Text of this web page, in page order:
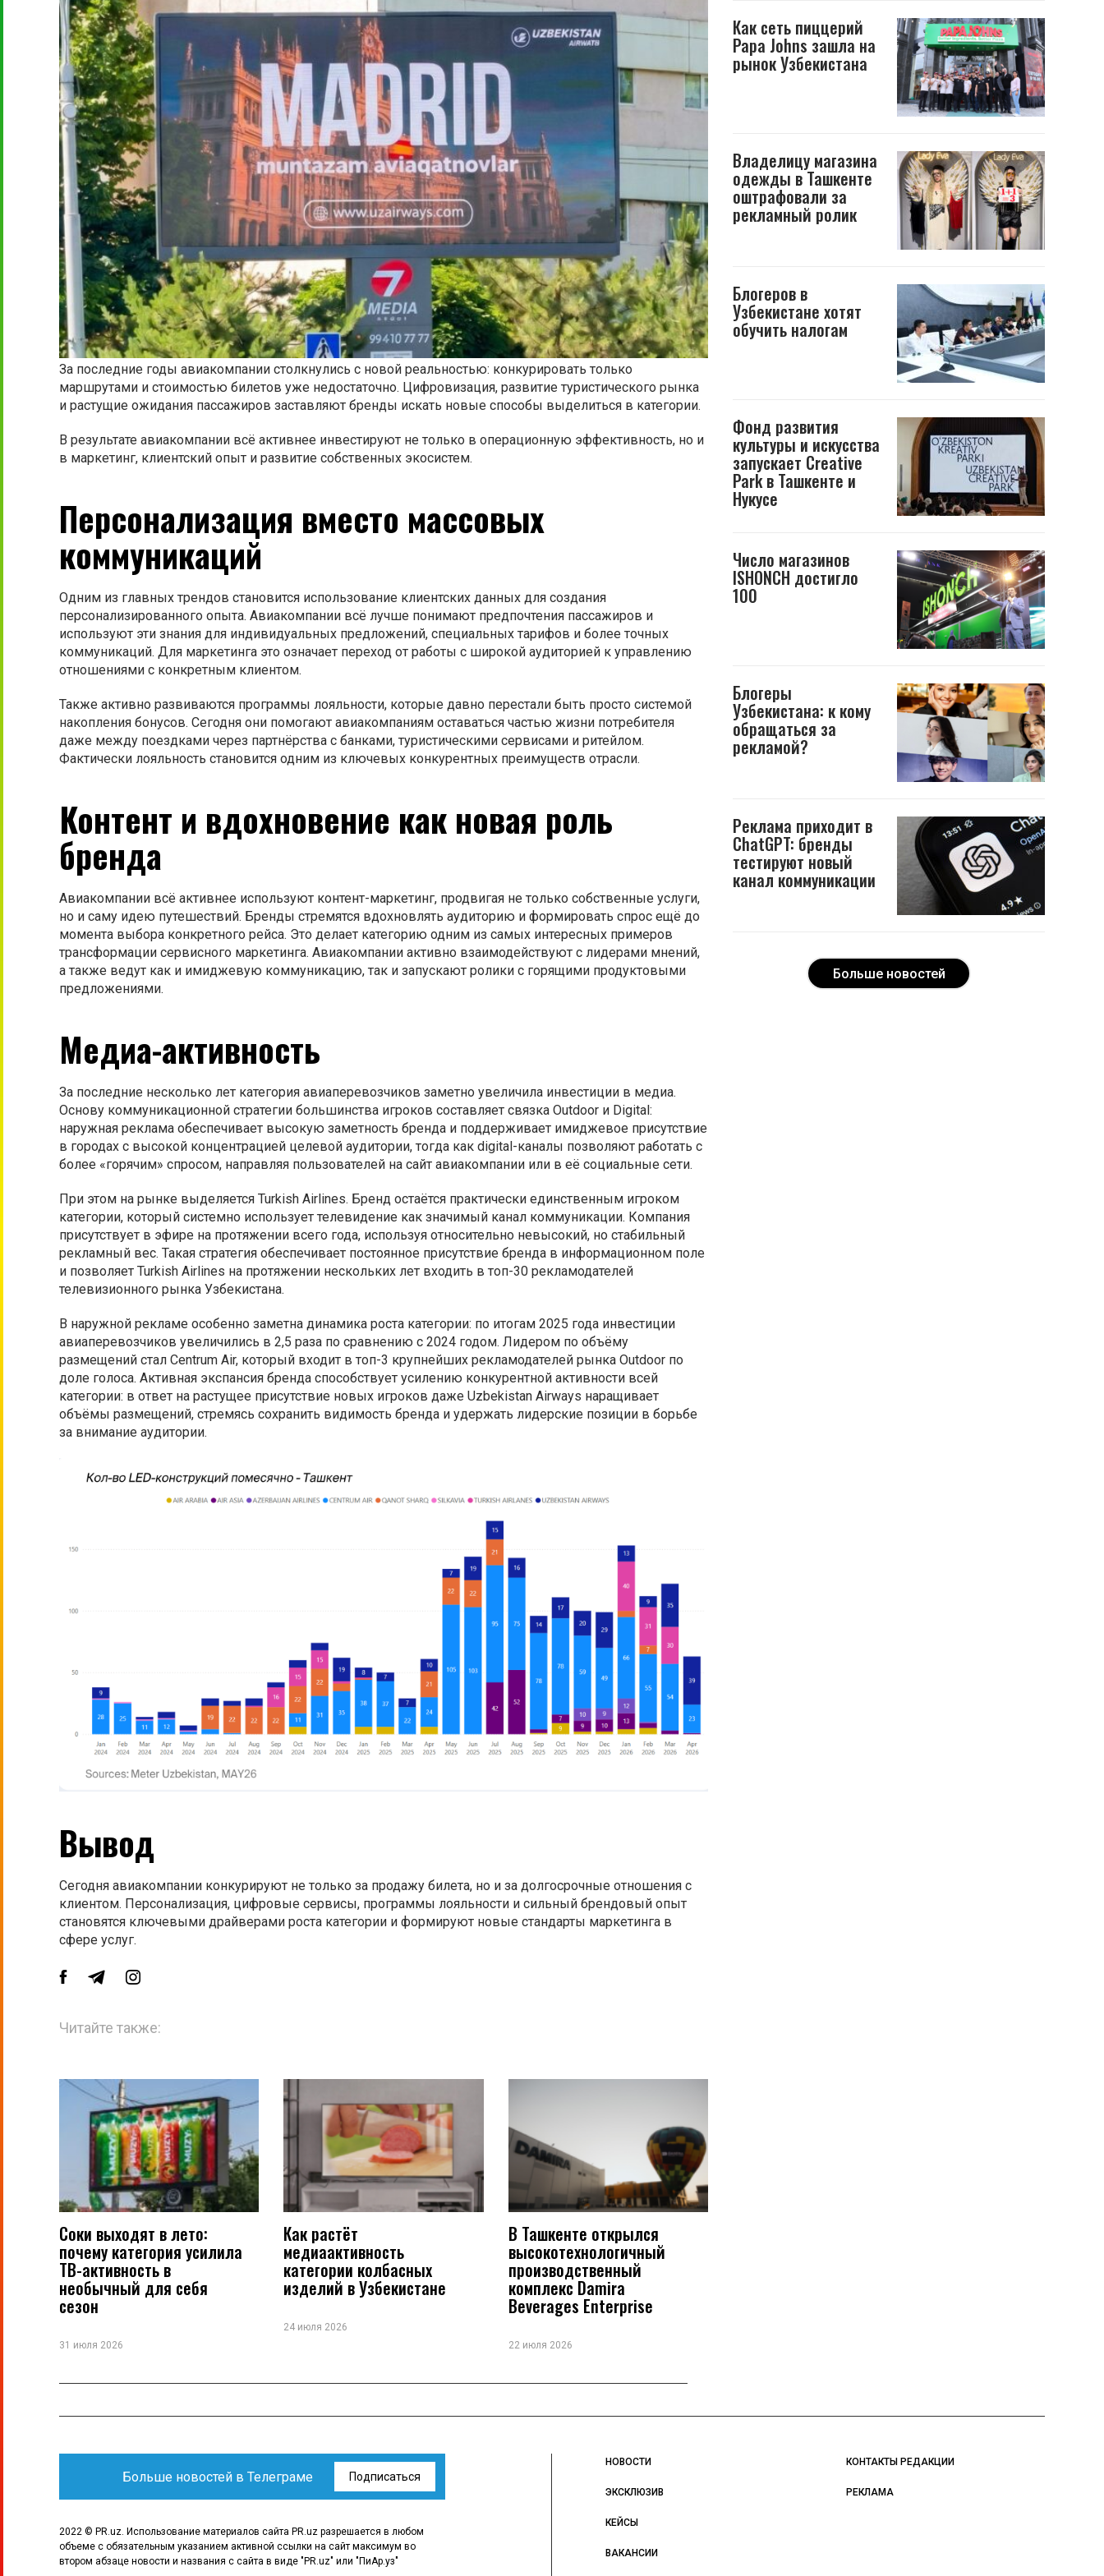
За последние годы авиакомпании столкнулись с новой реальностью: конкурировать только
маршрутами и стоимостью билетов уже недостаточно. Цифровизация, развитие туристического рынка
и растущие ожидания пассажиров заставляют бренды искать новые способы выделиться в категории.
В результате авиакомпании всё активнее инвестируют не только в операционную эффективность, но и
в маркетинг, клиентский опыт и развитие собственных экосистем.
Персонализация вместо массовых
коммуникаций
Одним из главных трендов становится использование клиентских данных для создания
персонализированного опыта. Авиакомпании всё лучше понимают предпочтения пассажиров и
используют эти знания для индивидуальных предложений, специальных тарифов и более точных
коммуникаций. Для маркетинга это означает переход от работы с широкой аудиторией к управлению
отношениями с конкретным клиентом.
Также активно развиваются программы лояльности, которые давно перестали быть просто системой
накопления бонусов. Сегодня они помогают авиакомпаниям оставаться частью жизни потребителя
даже между поездками через партнёрства с банками, туристическими сервисами и ритейлом.
Фактически лояльность становится одним из ключевых конкурентных преимуществ отрасли.
Контент и вдохновение как новая роль
бренда
Авиакомпании всё активнее используют контент-маркетинг, продвигая не только собственные услуги,
но и саму идею путешествий. Бренды стремятся вдохновлять аудиторию и формировать спрос ещё до
момента выбора конкретного рейса. Это делает категорию одним из самых интересных примеров
трансформации сервисного маркетинга. Авиакомпании активно взаимодействуют с лидерами мнений,
а также ведут как и имиджевую коммуникацию, так и запускают ролики с горящими продуктовыми
предложениями.
Медиа-активность
За последние несколько лет категория авиаперевозчиков заметно увеличила инвестиции в медиа.
Основу коммуникационной стратегии большинства игроков составляет связка Outdoor и Digital:
наружная реклама обеспечивает высокую заметность бренда и поддерживает имиджевое присутствие
в городах с высокой концентрацией целевой аудитории, тогда как digital-каналы позволяют работать с
более «горячим» спросом, направляя пользователей на сайт авиакомпании или в её социальные сети.
При этом на рынке выделяется Turkish Airlines. Бренд остаётся практически единственным игроком
категории, который системно использует телевидение как значимый канал коммуникации. Компания
присутствует в эфире на протяжении всего года, используя относительно невысокий, но стабильный
рекламный вес. Такая стратегия обеспечивает постоянное присутствие бренда в информационном поле
и позволяет Turkish Airlines на протяжении нескольких лет входить в топ-30 рекламодателей
телевизионного рынка Узбекистана.
В наружной рекламе особенно заметна динамика роста категории: по итогам 2025 года инвестиции
авиаперевозчиков увеличились в 2,5 раза по сравнению с 2024 годом. Лидером по объёму
размещений стал Centrum Air, который входит в топ-3 крупнейших рекламодателей рынка Outdoor по
доле голоса. Активная экспансия бренда способствует усилению конкурентной активности всей
категории: в ответ на растущее присутствие новых игроков даже Uzbekistan Airways наращивает
объёмы размещений, стремясь сохранить видимость бренда и удержать лидерские позиции в борьбе
за внимание аудитории.
Вывод
Сегодня авиакомпании конкурируют не только за продажу билета, но и за долгосрочные отношения с
клиентом. Персонализация, цифровые сервисы, программы лояльности и сильный брендовый опыт
становятся ключевыми драйверами роста категории и формируют новые стандарты маркетинга в
сфере услуг.
Читайте также:
Соки выходят в лето:
почему категория усилила
ТВ-активность в
необычный для себя
сезон
31 июля 2026
Как растёт
медиаактивность
категории колбасных
изделий в Узбекистане
24 июля 2026
В Ташкенте открылся
высокотехнологичный
производственный
комплекс Damira
Beverages Enterprise
22 июля 2026
Как сеть пиццерий
Papa Johns зашла на
рынок Узбекистана
Владелицу магазина
одежды в Ташкенте
оштрафовали за
рекламный ролик
Блогеров в
Узбекистане хотят
обучить налогам
Фонд развития
культуры и искусства
запускает Creative
Park в Ташкенте и
Нукусе
Число магазинов
ISHONCH достигло
100
Блогеры
Узбекистана: к кому
обращаться за
рекламой?
Реклама приходит в
ChatGPT: бренды
тестируют новый
канал коммуникации
Больше новостей
Больше новостей в Телеграме Подписаться
2022 © PR.uz. Использование материалов сайта PR.uz разрешается в любом
объеме с обязательным указанием активной ссылки на сайт максимум во
втором абзаце новости и названия с сайта в виде "PR.uz" или "ПиАр.уз"
НОВОСТИ
ЭКСКЛЮЗИВ
КЕЙСЫ
ВАКАНСИИ
КОНТАКТЫ РЕДАКЦИИ
РЕКЛАМА